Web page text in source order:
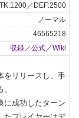
／DEF:2500
ノーマル
46565218
収録 ／公式 ／Wiki
をリリースし、手
成功したターン